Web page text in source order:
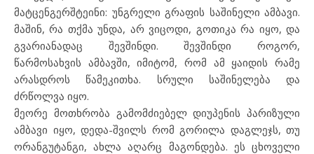
მატცენგერშტეინი: უნგრელი გრაფის საშინელი ამბავი.
მაშინ, რა თქმა უნდა, არ ვიცოდი, გოთიკა რა იყო, და
გვარიანადაც შევშინდი. შევშინდი როგორ,
წარმოსახვის ამბავში, იმიტომ, რომ ამ ყაიდის რამე
არასდროს წამეკითხა. სრული საშინელება და
ძრწოლვა იყო.
მეორე მოთხრობა გამომძიებელ დიუპენის პარიზული
ამბავი იყო, დედა-შვილს რომ გორილა დაგლეჯს, თუ
ორანგუტანგი, ახლა აღარც მაგონდება. ეს ცხოველი